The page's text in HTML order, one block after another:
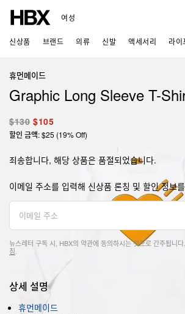
여성
신상품 브랜드 의류 신발 액세서리 라이
휴먼메이드
Graphic Long Sleeve T-
$130 $105
할인 금액: $25 (19% Off)
죄송합니다, 해당 상품은 품절되었습니다.
이메일 주소를 입력해 신상품 론칭 및 할인 정보
뉴스레터 구독 시, HBX의 약관에 동의하시는 것으로 간주됩니다.
침
상세 설명
휴먼메이드